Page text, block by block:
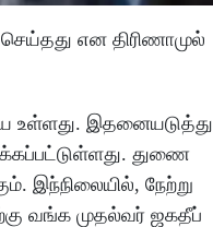
என திரிணாமுல்
உள்ளது. இதனையடுத்து
துணை
இந்நிலையில், நேற்று
வங்க முதல்வர் ஜகதீப்